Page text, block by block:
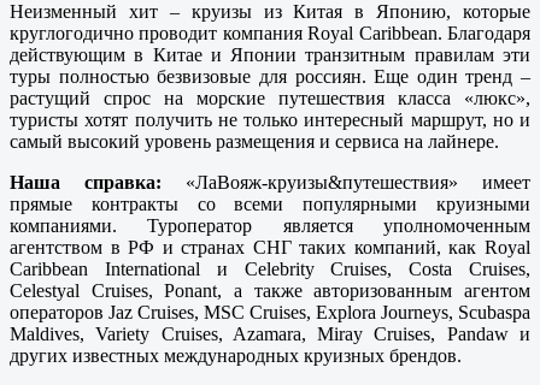
Неизменный хит – круизы из Китая в Японию, которые
круглогодично проводит компания Royal Caribbean. Благодаря
действующим в Китае и Японии транзитным правилам эти
туры полностью безвизовые для россиян. Еще один тренд –
растущий спрос на морские путешествия класса «люкс»,
туристы хотят получить не только интересный маршрут, но и
самый высокий уровень размещения и сервиса на лайнере.
Наша справка: «ЛаВояж-круизы&путешествия» имеет
прямые контракты со всеми популярными круизными
компаниями. Туроператор является уполномоченным
агентством в РФ и странах СНГ таких компаний, как Royal
Caribbean International и Celebrity Сruises, Costa Cruises,
Celestyal Cruises, Ponant, а также авторизованным агентом
операторов Jaz Cruises, MSC Cruises, Explora Journeys, Scubaspa
Maldives, Variety Cruises, Azamara, Miray Cruises, Pandaw и
других известных международных круизных брендов.